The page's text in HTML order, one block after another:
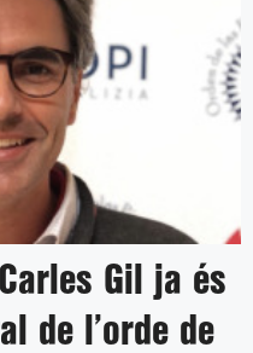
Gil ja és
de l’orde de